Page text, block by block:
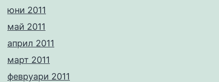
юни 2011
май 2011
април 2011
март 2011
февруари 2011